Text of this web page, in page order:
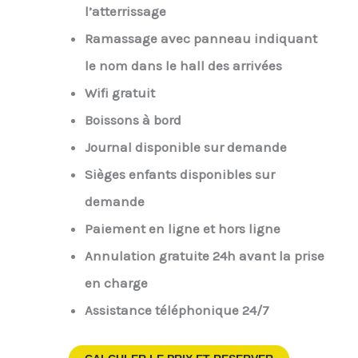
l’atterrissage
Ramassage avec panneau indiquant
le nom dans le hall des arrivées
Wifi gratuit
Boissons à bord
Journal disponible sur demande
Sièges enfants disponibles sur
demande
Paiement en ligne et hors ligne
Annulation gratuite 24h avant la prise
en charge
Assistance téléphonique 24/7